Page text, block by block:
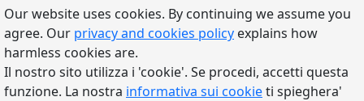
Our website uses cookies. By continuing we assume you
agree. Our privacy and cookies policy explains how
harmless cookies are.
Il nostro sito utilizza i 'cookie'. Se procedi, accetti questa
funzione. La nostra informativa sui cookieti spieghera'